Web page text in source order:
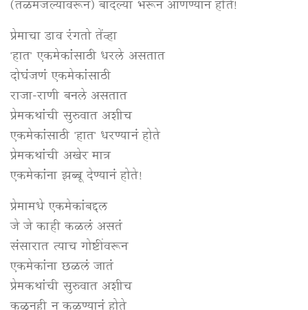
(तळमजल्यावरून) बादल्या भरून आणण्यानं होते!
प्रेमाचा डाव रंगतो तेंव्हा
'हात' एकमेकांसाठी धरले असतात
दोघंजणं एकमेकांसाठी
राजा-राणी बनले असतात
प्रेमकथांची सुरुवात अशीच
एकमेकांसाठी 'हात' धरण्यानं होते
प्रेमकथांची अखेर मात्र
एकमेकांना झब्बू देण्यानं होते!
प्रेमामधे एकमेकांबद्दल
जे जे काही कळलं असतं
संसारात त्याच गोष्टींवरून
एकमेकांना छळलं जातं
प्रेमकथांची सुरुवात अशीच